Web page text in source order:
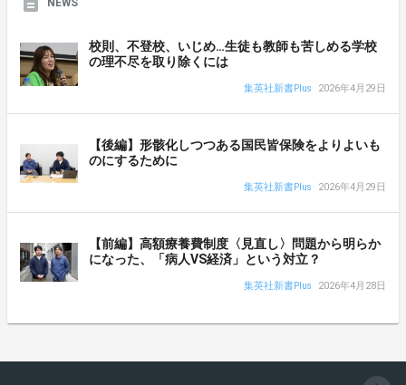
校則、不登校、いじめ…生徒も教師も苦しめる学校
の理不尽を取り除くには
集英社新書Plus 2026年4月29日
【後編】形骸化しつつある国民皆保険をよりよいも
のにするために
集英社新書Plus 2026年4月29日
【前編】高額療養費制度〈見直し〉問題から明らか
になった、「病人VS経済」という対立？
集英社新書Plus 2026年4月28日